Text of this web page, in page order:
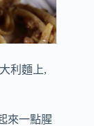
利麵上,
來一點腥